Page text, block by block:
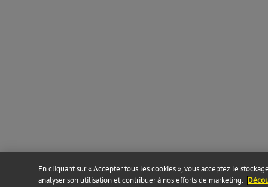
En cliquant sur « Accepter tous les cookies », vous acceptez le
analyser son utilisation et contribuer à nos efforts de marketing.